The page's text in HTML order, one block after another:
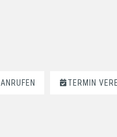
ANRUFEN TERMIN